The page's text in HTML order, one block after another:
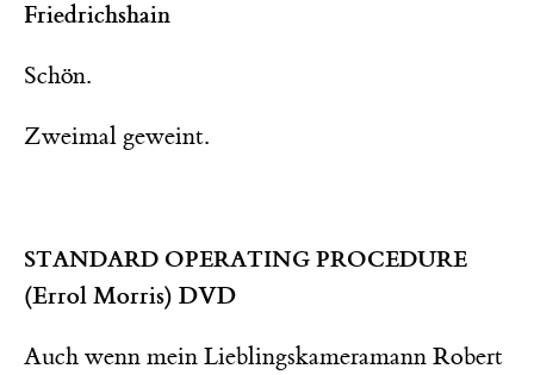
Friedrichshain
Schön.
Zweimal geweint.
STANDARD OPERATING PROCEDURE
(Errol Morris) DVD
Auch wenn mein Lieblingskameramann Robert